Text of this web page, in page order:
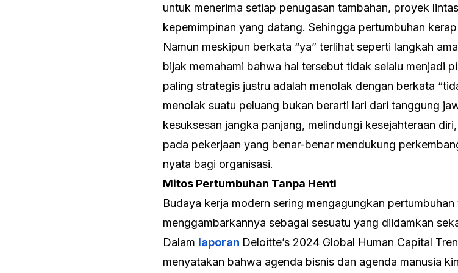
untuk menerima setiap penugasan tambahan, proyek
kepemimpinan yang datang. Sehingga pertumbuhan
Namun meskipun berkata “ya” terlihat seperti langkah
bijak memahami bahwa hal tersebut tidak selalu menjadi
paling strategis justru adalah menolak dengan berkata
menolak suatu peluang bukan berarti lari dari tanggung
kesuksesan jangka panjang, melindungi kesejahteraan
pada pekerjaan yang benar-benar mendukung
nyata bagi organisasi.
Mitos Pertumbuhan Tanpa Henti
Budaya kerja modern sering mengagungkan
menggambarkannya sebagai sesuatu yang diidamkan
Dalam laporan Deloitte’s 2024 Global Human Capital
menyatakan bahwa agenda bisnis dan agenda manusia